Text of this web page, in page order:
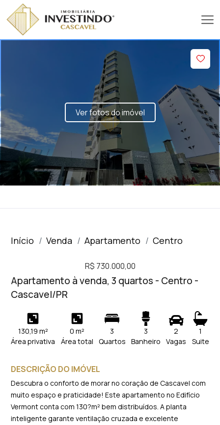
Ver fotos do imóvel
Início Venda Apartamento Centro
R$ 730.000,00
Apartamento à venda, 3 quartos - Centro -
Cascavel/PR
130,19 m²
Área privativa
0 m²
Área total
3
Quartos
3
Banheiro
2
Vagas
1
Suite
DESCRIÇÃO DO IMÓVEL
Descubra o conforto de morar no coração de Cascavel com
muito espaço e praticidade! Este apartamento no Edifício
Vermont conta com 130?m² bem distribuídos. A planta
inteligente garante ventilação cruzada e excelente